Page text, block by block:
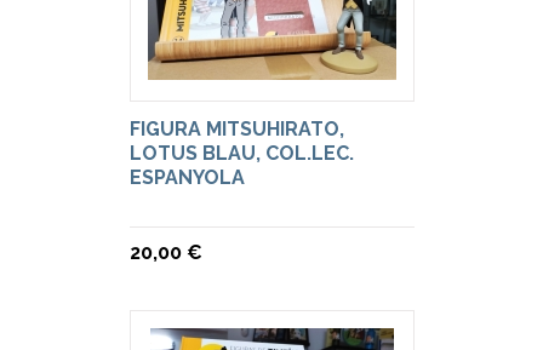
FIGURA MITSUHIRATO,
LOTUS BLAU, COL.LEC.
ESPANYOLA
20,00 €